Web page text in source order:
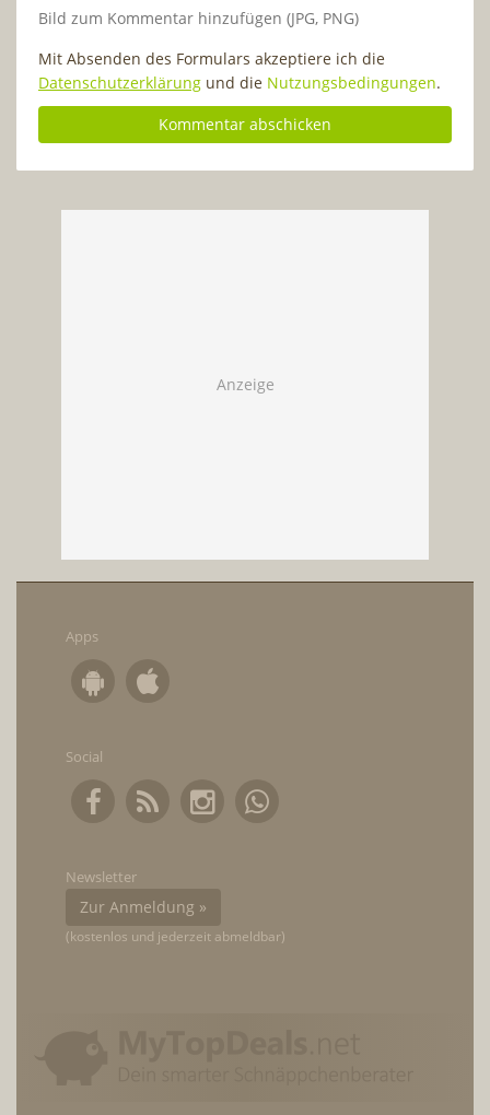
Bild zum Kommentar hinzufügen (JPG, PNG)
Mit Absenden des Formulars akzeptiere ich die
Datenschutzerklärung und die Nutzungsbedingungen.
Apps
Social
Newsletter
Zur Anmeldung »
(kostenlos und jederzeit abmeldbar)